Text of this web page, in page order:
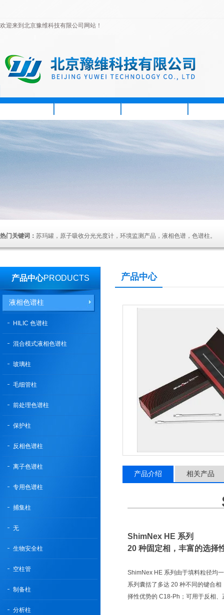
欢迎来到北京豫维科技有限公司网站！
热门关键词： 苏玛罐，原子吸收分光光度计，环境监测产品，液相色谱，色谱柱。
产品中心PRODUCTS
液相色谱柱
HILIC 色谱柱
混合模式液相色谱柱
玻璃柱
毛细管柱
前处理色谱柱
保护柱
反相色谱柱
离子色谱柱
专用色谱柱
捕集柱
无
生物安全柱
空柱管
制备柱
分析柱
产品中心
产品介绍 相关产品
ShimNex HE 系列
20 种固定相，丰富的选择
ShimNex HE 系列由于填料粒径均
系列囊括了多达 20 种不同的键合
择性优势的 C18-Ph；可用于反相